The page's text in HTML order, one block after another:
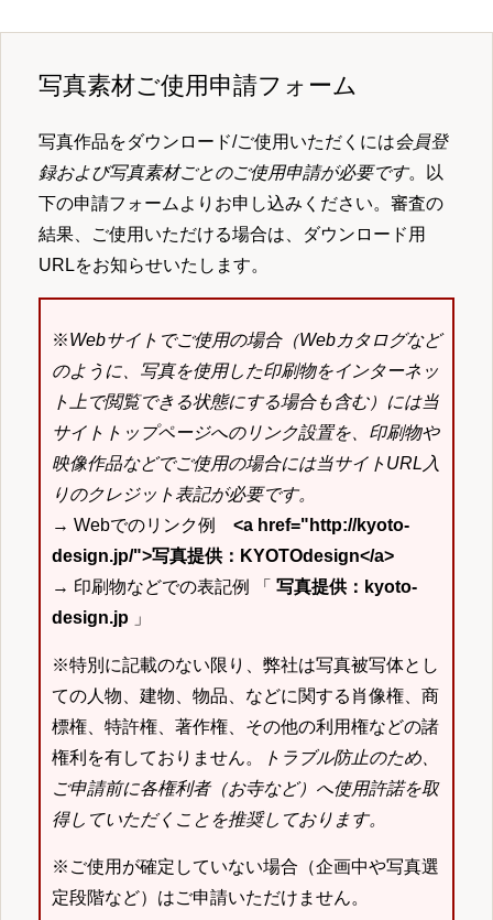
写真素材ご使用申請フォーム
写真作品をダウンロード/ご使用いただくには会員登
録および写真素材ごとのご使用申請が必要です。以
下の申請フォームよりお申し込みください。審査の
結果、ご使用いただける場合は、ダウンロード用
URLをお知らせいたします。
※Webサイトでご使用の場合（Webカタログなど
のように、写真を使用した印刷物をインターネッ
ト上で閲覧できる状態にする場合も含む）には当
サイトトップページへのリンク設置を、印刷物や
映像作品などでご使用の場合には当サイトURL入
りのクレジット表記が必要です。
→ Webでのリンク例 <a href="http://kyoto-
design.jp/">写真提供：KYOTOdesign</a>
→ 印刷物などでの表記例 「 写真提供：kyoto-
design.jp 」
※特別に記載のない限り、弊社は写真被写体とし
ての人物、建物、物品、などに関する肖像権、商
標権、特許権、著作権、その他の利用権などの諸
権利を有しておりません。
トラブル防止のため、
ご申請前に各権利者（お寺など）へ使用許諾を取
得していただくことを推奨しております。
※ご使用が確定していない場合（企画中や写真選
定段階など）はご申請いただけません。